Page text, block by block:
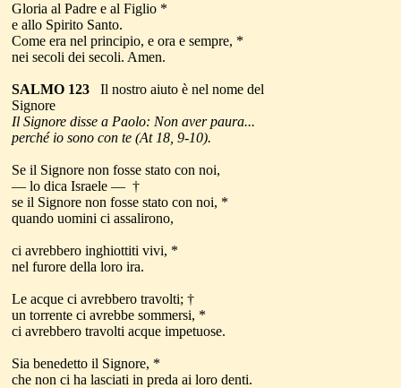
Gloria al Padre e al Figlio *
e allo Spirito Santo.
Come era nel principio, e ora e sempre, *
nei secoli dei secoli. Amen.
SALMO 123
Il nostro aiuto è nel nome del
Signore
Il Signore disse a Paolo: Non aver paura...
perché io sono con te (At 18, 9-10).
Se il Signore non fosse stato con noi,
— lo dica Israele — †
se il Signore non fosse stato con noi, *
quando uomini ci assalirono,
ci avrebbero inghiottiti vivi, *
nel furore della loro ira.
Le acque ci avrebbero travolti; †
un torrente ci avrebbe sommersi, *
ci avrebbero travolti acque impetuose.
Sia benedetto il Signore, *
che non ci ha lasciati in preda ai loro denti.